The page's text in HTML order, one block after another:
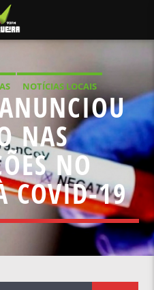
NOTÍCIAS LOCAIS
NAS
NO
COVID-19